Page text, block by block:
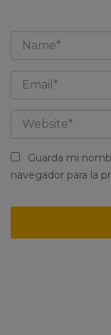
Guarda mi
navegador para la